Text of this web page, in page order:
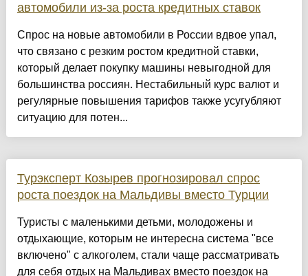
автомобили из-за роста кредитных ставок
Спрос на новые автомобили в России вдвое упал,
что связано с резким ростом кредитной ставки,
который делает покупку машины невыгодной для
большинства россиян. Нестабильный курс валют и
регулярные повышения тарифов также усугубляют
ситуацию для потен...
Турэксперт Козырев прогнозировал спрос
роста поездок на Мальдивы вместо Турции
Туристы с маленькими детьми, молодожены и
отдыхающие, которым не интересна система "все
включено" с алкоголем, стали чаще рассматривать
для себя отдых на Мальдивах вместо поездок на